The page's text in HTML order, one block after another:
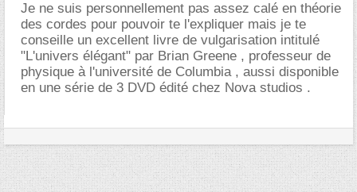
Je ne suis personnellement pas assez calé en théorie
des cordes pour pouvoir te l'expliquer mais je te
conseille un excellent livre de vulgarisation intitulé
"L'univers élégant" par Brian Greene , professeur de
physique à l'université de Columbia , aussi disponible
en une série de 3 DVD édité chez Nova studios .